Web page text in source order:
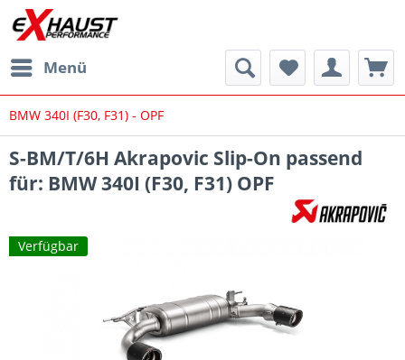
Menü
BMW 340I (F30, F31) - OPF
S-BM/T/6H Akrapovic Slip-On passend
für: BMW 340I (F30, F31) OPF
Verfügbar